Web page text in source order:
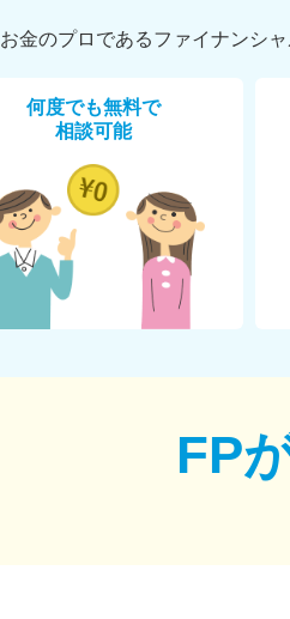
お金のプロであるファイナンシ
何度でも無料で
相談可能
FP